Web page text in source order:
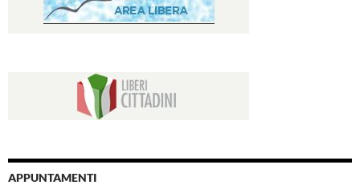
APPUNTAMENTI